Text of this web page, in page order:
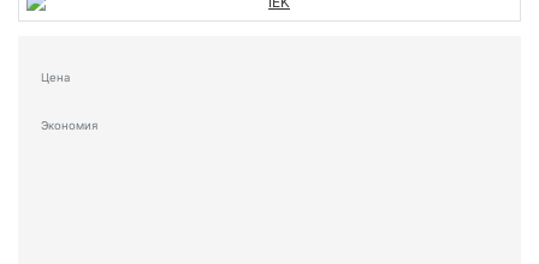
Цена
Экономия